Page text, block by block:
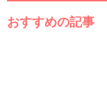
おすすめの記事